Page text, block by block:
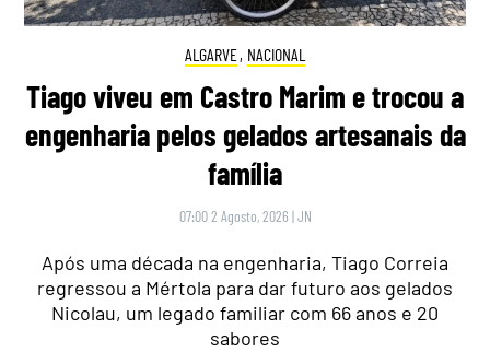
ALGARVE, NACIONAL
Tiago viveu em Castro Marim e trocou a
engenharia pelos gelados artesanais da
família
07:00 2 Agosto, 2026 |JN
Após uma década na engenharia, Tiago Correia
regressou a Mértola para dar futuro aos gelados
Nicolau, um legado familiar com 66 anos e 20
sabores